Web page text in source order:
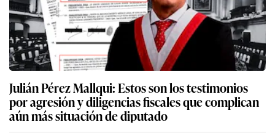
Julián Pérez Mallqui: Estos son los testimonios
por agresión y diligencias fiscales que complican
aún más situación de diputado